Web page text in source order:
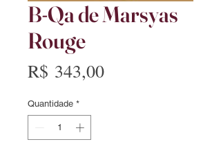
B-Qa de Marsyas
Rouge
R$ 343,00Preço
Quantidade *